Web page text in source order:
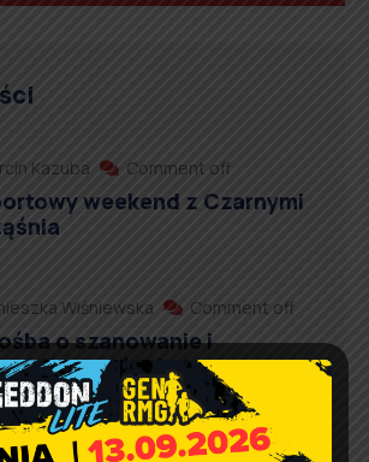
Kazuba Comment off
weekend z Czarnymi
Wiśniewska Comment off
o szanowanie i
użycie
AED